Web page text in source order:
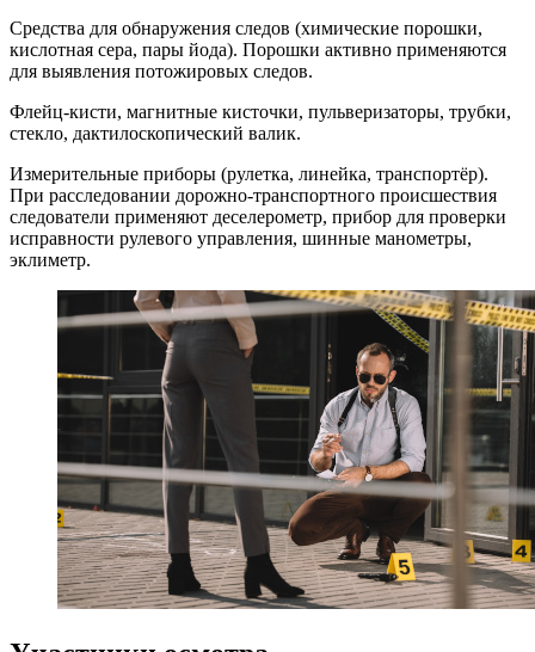
Средства для обнаружения следов (химические порошки,
кислотная сера, пары йода). Порошки активно применяются
для выявления потожировых следов.
Флейц-кисти, магнитные кисточки, пульверизаторы, трубки,
стекло, дактилоскопический валик.
Измерительные приборы (рулетка, линейка, транспортёр).
При расследовании дорожно-транспортного происшествия
следователи применяют деселерометр, прибор для проверки
исправности рулевого управления, шинные манометры,
эклиметр.